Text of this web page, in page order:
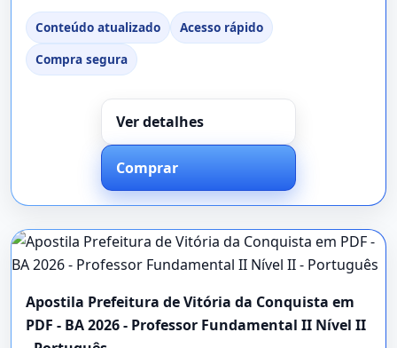
Conteúdo atualizado
Acesso rápido
Compra segura
Ver detalhes
Comprar
Apostila Prefeitura de Vitória da Conquista em
PDF - BA 2026 - Professor Fundamental II Nível II